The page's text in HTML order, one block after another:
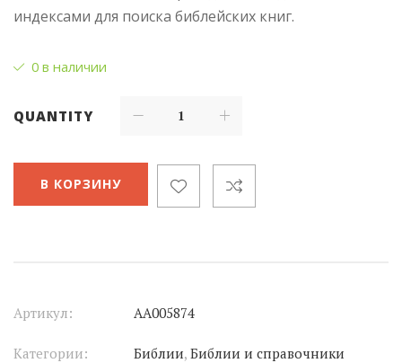
индексами для поиска библейских книг.
0 в наличии
QUANTITY
В КОРЗИНУ
Артикул: АА005874
Категории: Библии, Библии и справочники